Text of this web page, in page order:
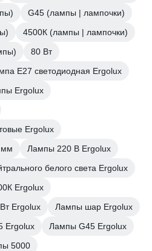
G45 (лампы | лампочки)
4500К (лампы | лампочки)
80 Вт
E27 светодиодная Ergolux
Ergolux
Ergolux
мм
Лампы 220 В Ergolux
белого света Ergolux
Ergolux
Ergolux
Лампы шар Ergolux
Ergolux
Лампы G45 Ergolux
5000